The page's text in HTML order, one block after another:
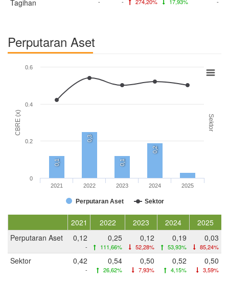
Tagihan
Perputaran Aset
CBRE (x) Sektor
0,1
0,3
0,1
0,2
Perputaran Aset Sektor
2021 2022 2023 2024 2025
0
0.2
0.4
0.6
2021 2022 2023 2024
2025
Perputaran Aset
0,12
-
0,25
111,66%
0,12
52,28%
0,19
53,93%
0,03
85,24%
Sektor 0,42
-
0,54
26,62%
0,50
7,93%
0,52
4,15%
0,50
3,59%